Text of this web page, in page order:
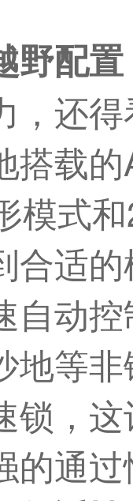
野配
，还
搭载
模式
合适
自动
地等
锁，
的通